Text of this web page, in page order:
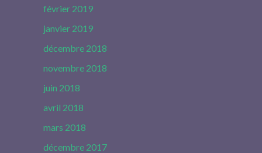
février 2019
janvier 2019
décembre 2018
novembre 2018
juin 2018
avril 2018
mars 2018
décembre 2017